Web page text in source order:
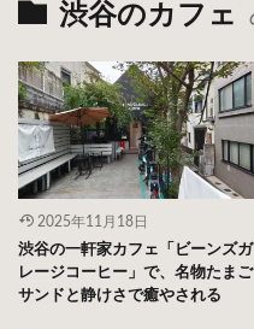
渋谷のカフェ
2025年11月18日
渋谷の一軒家カフェ「ビーンズガ
レージコーヒー」で、名物たまご
サンドと静けさで癒やされる